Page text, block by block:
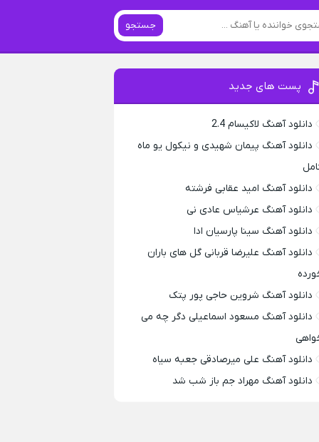
جستجو
پست های جدید
دانلود آهنگ لاکیسام 2.4
دانلود آهنگ پیمان شهیدی و نیکول یو ماه
دانلود آهنگ امید عقابی فرشته
دانلود آهنگ عرشیاس عادی نی
دانلود آهنگ سینا پارسیان ادا
دانلود آهنگ علیرضا قربانی گل های باران
دانلود آهنگ شروین حاجی پور پتک
دانلود آهنگ مسعود اسماعیلی دگر چه می
دانلود آهنگ علی میرصادقی جعبه سیاه
دانلود آهنگ مهراد جم باز شب شد